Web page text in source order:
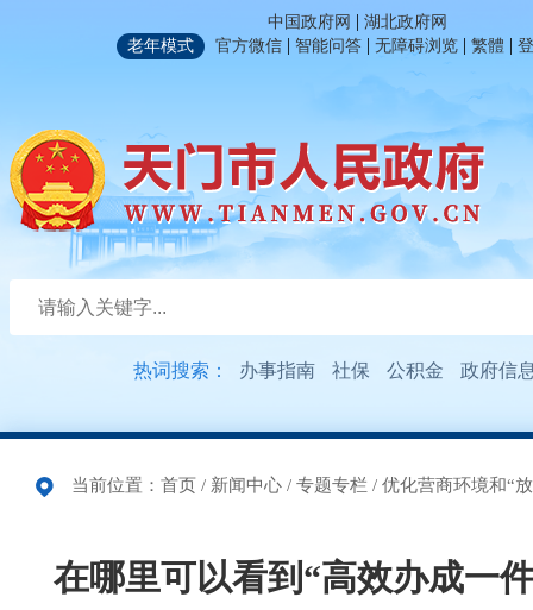
中国政府网 | 湖北政府网
老年模式
官方微信 | 智能问答 | 无障碍浏览 | 繁體 |
热词搜索： 办事指南 社保 公积金 政府信
当前位置： 首页 / 新闻中心 / 专题专栏 / 优化营商环境和“
在哪里可以看到“高效办成一